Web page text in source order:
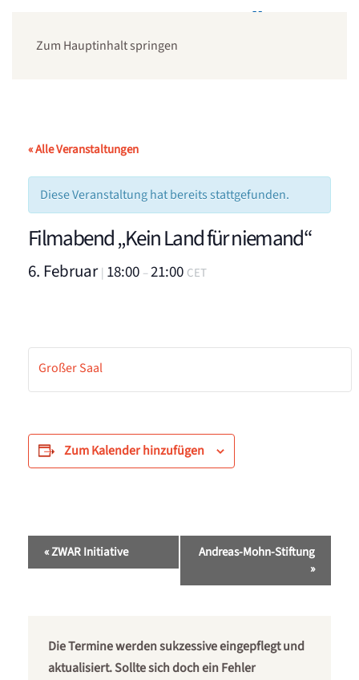
Zum Hauptinhalt springen
« Alle Veranstaltungen
Diese Veranstaltung hat bereits stattgefunden.
Filmabend „Kein Land für niemand“
6. Februar| 18:00 –21:00 CET
Großer Saal
Zum Kalender hinzufügen
Veranstaltung-
Navigation
«ZWAR Initiative
Andreas-Mohn-Stiftung
»
Die Termine werden sukzessive eingepflegt und
aktualisiert. Sollte sich doch ein Fehler